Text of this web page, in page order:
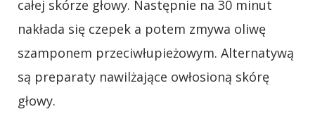
całej skórze głowy. Następnie na 30 minut
nakłada się czepek a potem zmywa oliwę
szamponem przeciwłupieżowym. Alternatywą
są preparaty nawilżające owłosioną skórę
głowy.